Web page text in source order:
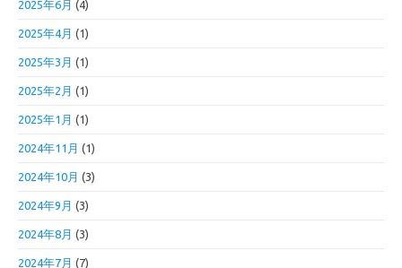
2025年6月 (4)
2025年4月 (1)
2025年3月 (1)
2025年2月 (1)
2025年1月 (1)
2024年11月 (1)
2024年10月 (3)
2024年9月 (3)
2024年8月 (3)
2024年7月 (7)